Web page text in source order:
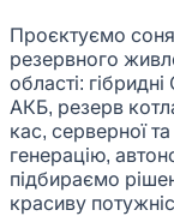
Проєктуємо
резервного
області:
АКБ, резерв
кас, серверної
генерацію,
підбираємо
красиву